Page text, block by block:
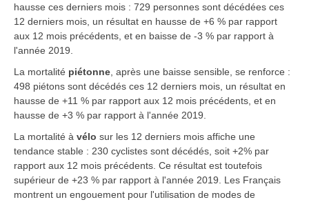
hausse ces derniers mois : 729 personnes sont décédées ces
12 derniers mois, un résultat en hausse de +6 % par rapport
aux 12 mois précédents, et en baisse de -3 % par rapport à
l'année 2019.
La mortalité piétonne après une baisse sensible, se renforce :
498 piétons sont décédés ces 12 derniers mois, un résultat en
hausse de +11 % par rapport aux 12 mois précédents, et en
hausse de +3 % par rapport à l'année 2019.
La mortalité à vélo sur les 12 derniers mois affiche une
tendance stable : 230 cyclistes sont décédés, soit +2% par
rapport aux 12 mois précédents. Ce résultat est toutefois
supérieur de +23 % par rapport à l'année 2019. Les Français
montrent un engouement pour l'utilisation de modes de